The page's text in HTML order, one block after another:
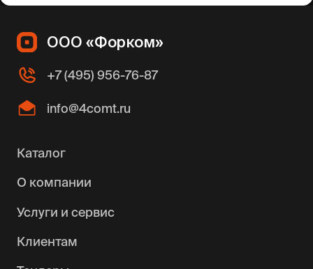
ООО «Форком»
+7 (495) 956-76-87
info@4comt.ru
Каталог
О компании
Услуги и сервис
Клиентам